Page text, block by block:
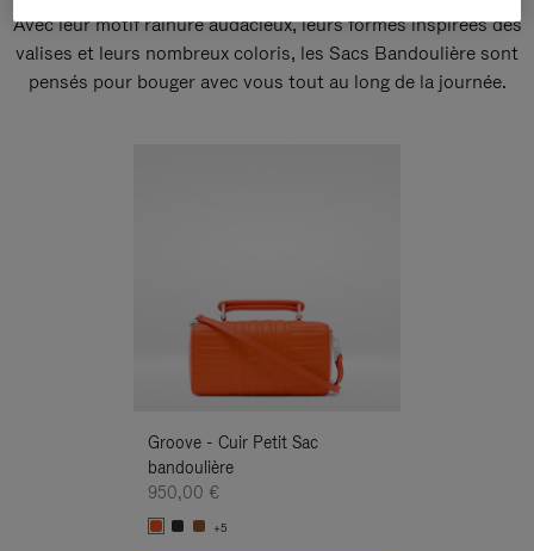
Avec leur motif rainuré audacieux, leurs formes inspirées des
valises et leurs nombreux coloris, les Sacs Bandoulière sont
pensés pour bouger avec vous tout au long de la journée.
Groove - Cuir Petit Sac
bandoulière
950,00 €
+5